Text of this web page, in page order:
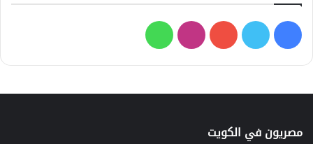
فيسبوك
تويتر يوتيوبانستقرامواتساب
مصريون في الكويت